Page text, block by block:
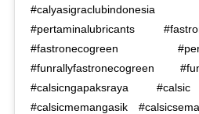
#pertaminalubricants
#fastronecogreen
#funrallyfastronecogreen
#calsicngapaksraya #calsic
#calsicmemangasik